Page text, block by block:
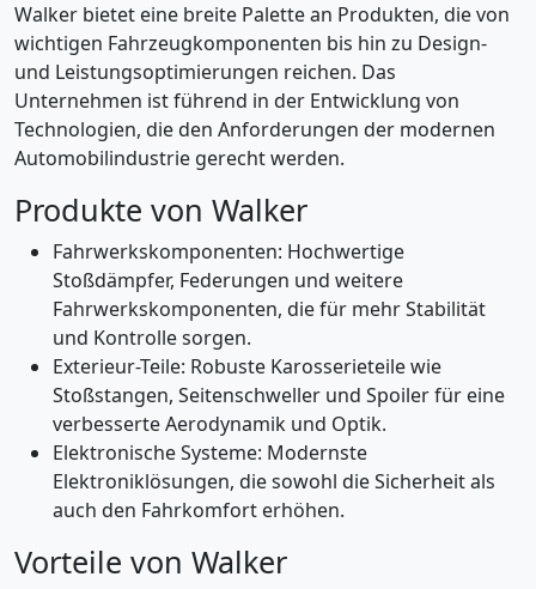
Walker bietet eine breite Palette an Produkten, die von
wichtigen Fahrzeugkomponenten bis hin zu Design-
und Leistungsoptimierungen reichen. Das
Unternehmen ist führend in der Entwicklung von
Technologien, die den Anforderungen der modernen
Automobilindustrie gerecht werden.
Produkte von Walker
Fahrwerkskomponenten: Hochwertige
Stoßdämpfer, Federungen und weitere
Fahrwerkskomponenten, die für mehr Stabilität
und Kontrolle sorgen.
Exterieur-Teile: Robuste Karosserieteile wie
Stoßstangen, Seitenschweller und Spoiler für eine
verbesserte Aerodynamik und Optik.
Elektronische Systeme: Modernste
Elektroniklösungen, die sowohl die Sicherheit als
auch den Fahrkomfort erhöhen.
Vorteile von Walker